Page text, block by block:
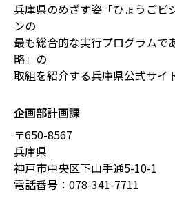
兵庫県のめざす姿「ひょうごビ
ンの
最も総合的な実行プログラムで
略」の
取組を紹介する兵庫県公式サイ
企画部計画課
〒650-8567
兵庫県
神戸市中央区下山手通5-10-1
電話番号： 078-341-7711